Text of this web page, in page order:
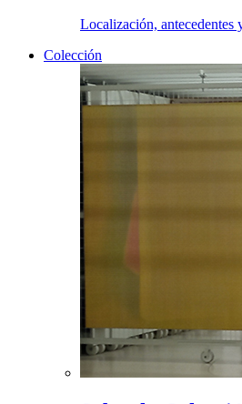
Localización, antecedentes
Colección